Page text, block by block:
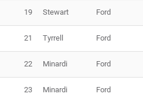
19 Stewart Ford
21 Tyrrell Ford
22 Minardi Ford
23 Minardi Ford